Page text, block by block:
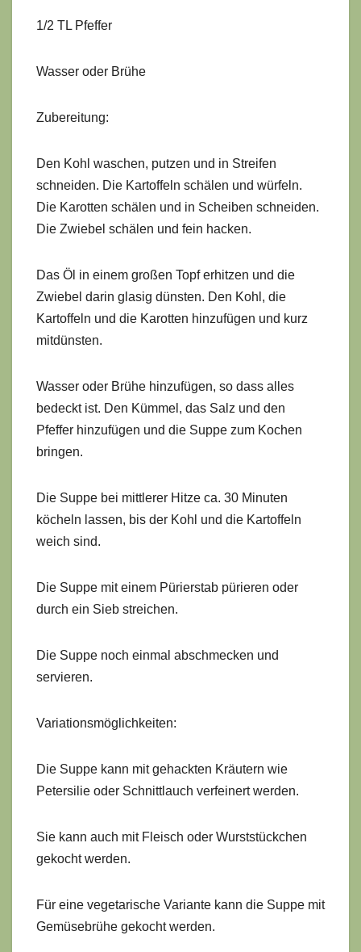
1/2 TL Pfeffer
Wasser oder Brühe
Zubereitung:
Den Kohl waschen, putzen und in Streifen
schneiden. Die Kartoffeln schälen und würfeln.
Die Karotten schälen und in Scheiben schneiden.
Die Zwiebel schälen und fein hacken.
Das Öl in einem großen Topf erhitzen und die
Zwiebel darin glasig dünsten. Den Kohl, die
Kartoffeln und die Karotten hinzufügen und kurz
mitdünsten.
Wasser oder Brühe hinzufügen, so dass alles
bedeckt ist. Den Kümmel, das Salz und den
Pfeffer hinzufügen und die Suppe zum Kochen
bringen.
Die Suppe bei mittlerer Hitze ca. 30 Minuten
köcheln lassen, bis der Kohl und die Kartoffeln
weich sind.
Die Suppe mit einem Pürierstab pürieren oder
durch ein Sieb streichen.
Die Suppe noch einmal abschmecken und
servieren.
Variationsmöglichkeiten:
Die Suppe kann mit gehackten Kräutern wie
Petersilie oder Schnittlauch verfeinert werden.
Sie kann auch mit Fleisch oder Wurststückchen
gekocht werden.
Für eine vegetarische Variante kann die Suppe mit
Gemüsebrühe gekocht werden.